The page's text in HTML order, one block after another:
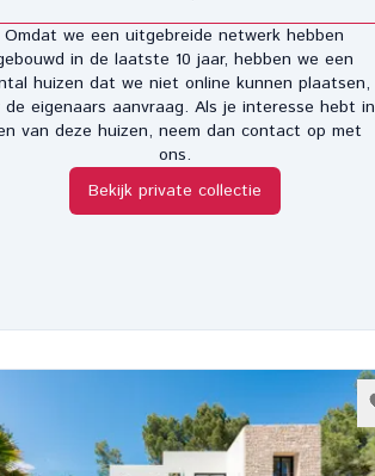
Omdat we een uitgebreide netwerk hebben
in de laatste 10 jaar, hebben we een
huizen dat we niet online kunnen plaatsen,
de eigenaars aanvraag. Als je interesse hebt in
van deze huizen, neem dan contact op met
ons.
Bekijk private collectie